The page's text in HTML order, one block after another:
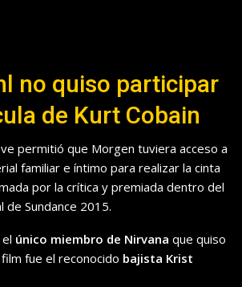
no quiso participar
de Kurt Cobain
permitió que Morgen tuviera acceso a
familiar e íntimo para realizar la cinta
por la crítica y premiada dentro del
Sundance 2015.
único miembro de Nirvana que quiso
fue el reconocido bajista Krist